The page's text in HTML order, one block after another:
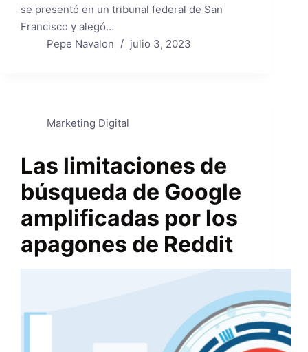
se presentó en un tribunal federal de San
Francisco y alegó…
Pepe Navalon
julio 3, 2023
Marketing Digital
Las limitaciones de
búsqueda de Google
amplificadas por los
apagones de Reddit